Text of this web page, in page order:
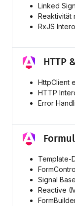
Linked
Reaktivität
RxJS
HTTP
HttpClient
HTTP
Error
Template-
Signal
Reactive